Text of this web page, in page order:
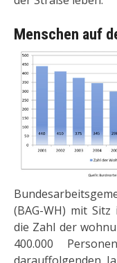
Menschen auf
(BAG-WH) mit
die Zahl der
400.000